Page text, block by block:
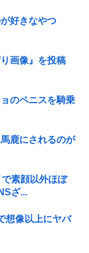
好きなやつ
画像』を投稿
のペニスを騎乗
鹿にされるのが
素顔以外ほぼ
ざ...
想像以上にヤバ